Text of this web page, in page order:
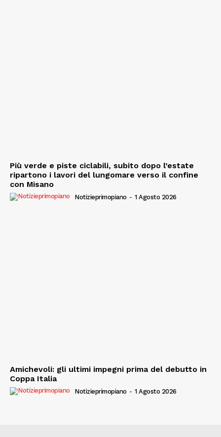
Più verde e piste ciclabili, subito dopo l’estate
ripartono i lavori del lungomare verso il confine
con Misano
Notizieprimopiano - 1 Agosto 2026
Amichevoli: gli ultimi impegni prima del debutto in
Coppa Italia
Notizieprimopiano - 1 Agosto 2026